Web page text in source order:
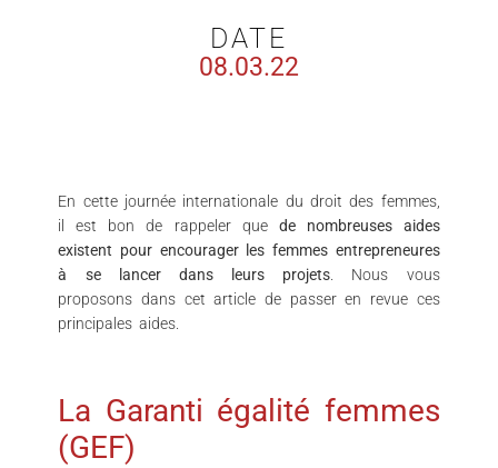
DATE
08.03.22
En cette journée internationale du droit des femmes,
il est bon de rappeler que de nombreuses aides
existent pour encourager les femmes entrepreneures
à se lancer dans leurs projets. Nous vous
proposons dans cet article de passer en revue ces
principales aides.
La Garanti égalité femmes
(GEF)